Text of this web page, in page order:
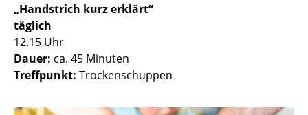
„Handstrich kurz erklärt“
täglich
12.15 Uhr
Dauer: ca. 45 Minuten
Treffpunkt: Trockenschuppen